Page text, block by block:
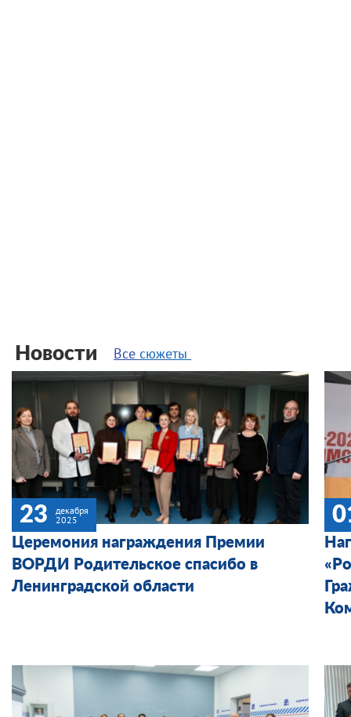
Всесюжеты
Новости
23
декабря
2025
Церемония награждения Премии
ВОРДИ Родительское спасибо в
Ленинградской области